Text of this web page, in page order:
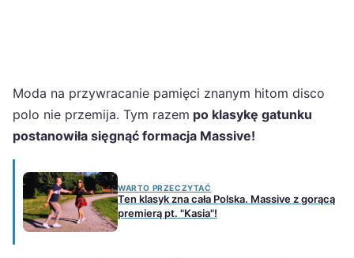
Moda na przywracanie pamięci znanym hitom disco
polo nie przemija. Tym razem po klasykę gatunku
postanowiła sięgnąć formacja Massive!
WARTO PRZECZYTAĆ
Ten klasyk zna cała Polska. Massive z gorącą
premierą pt. "Kasia"!